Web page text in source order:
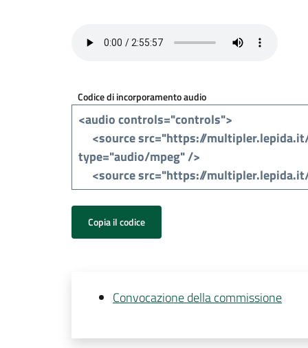
Codice di incorporamento audio
Copia il codice
Convocazione della commissione